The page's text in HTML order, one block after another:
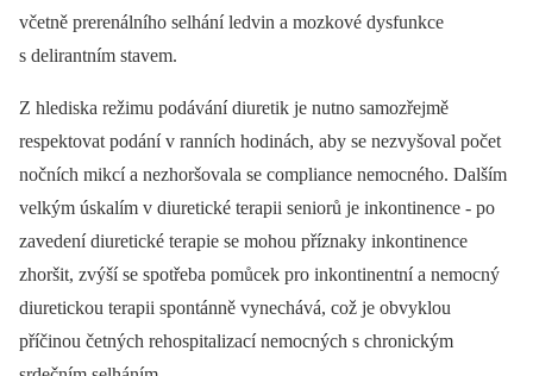
včetně prerenálního selhání ledvin a mozkové dysfunkce
s delirantním stavem.
Z hlediska režimu podávání diuretik je nutno samozřejmě
respektovat podání v ranních hodinách, aby se nezvyšoval počet
nočních mikcí a nezhoršovala se compliance nemocného. Dalším
velkým úskalím v diuretické terapii seniorů je inkontinence -⁠ po
zavedení diuretické terapie se mohou příznaky inkontinence
zhoršit, zvýší se spotřeba pomůcek pro inkontinentní a nemocný
diuretickou terapii spontánně vynechává, což je obvyklou
příčinou četných rehospitalizací nemocných s chronickým